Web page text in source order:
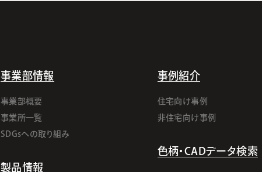
事業部情報
事業部概要
事業所一覧
SDGsへの取り組み
製品情報
事例紹介
住宅向け事例
非住宅向け事例
色柄・CADデータ検索